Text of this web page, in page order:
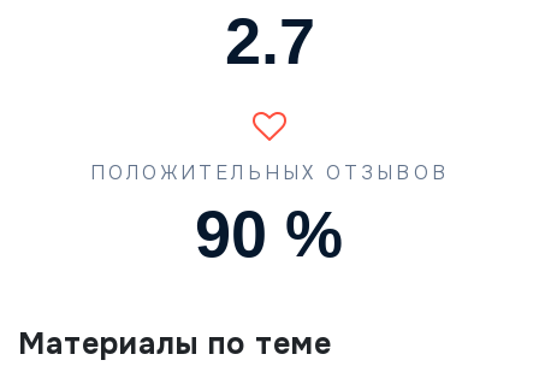
4.0
ПОЛОЖИТЕЛЬНЫХ ОТЗЫВОВ
90 %
Материалы по теме